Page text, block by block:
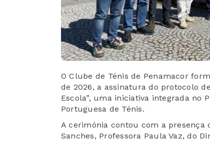
O Clube de Ténis de Penamacor
de 2026, a assinatura do protocolo
Escola”, uma iniciativa integrada no
Portuguesa de Ténis.
A cerimónia contou com a presença
Sanches, Professora Paula Vaz, do